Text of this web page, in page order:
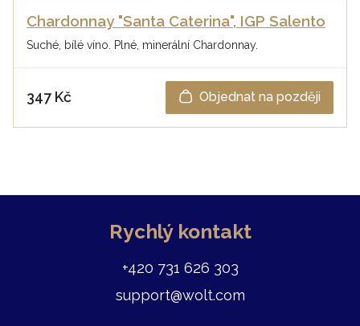
Chardonnay "Santa Caterina", IGP Salento
Suché, bílé víno. Plné, minerální Chardonnay.
347 Kč Objednat na později
Rychlý kontakt
+420 731 626 303
support@wolt.com